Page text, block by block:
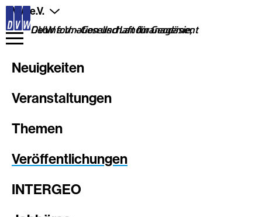
Inhalt
DVW e.V. - Gesellschaft für Geodäsie, Geoinformation und Landmanagement
DVW e.V.
Neuigkeiten
Veranstaltungen
Themen
Veröffentlichungen
INTERGEO